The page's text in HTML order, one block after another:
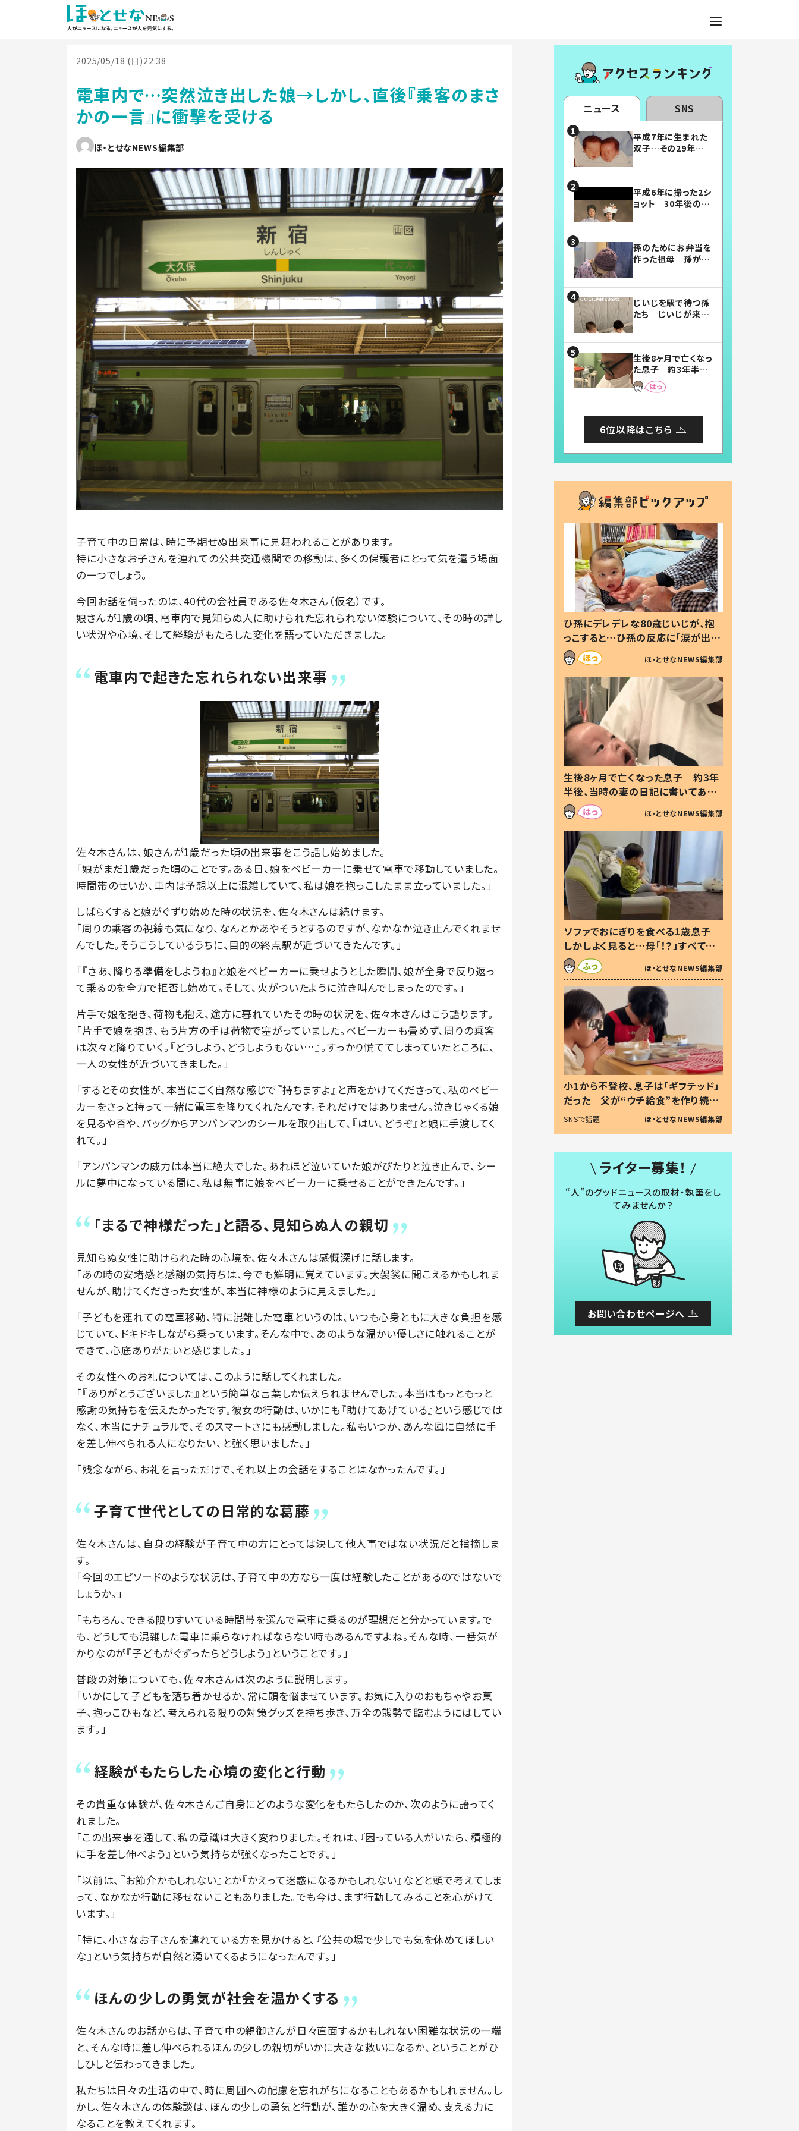
2025/05/18 (日)22:38
電車内で…突然泣き出した娘→しかし、直後『乗客のまさ
かの一言』に衝撃を受ける
ほ・とせなNEWS編集部
子育て中の日常は、時に予期せぬ出来事に見舞われることがあります。
特に小さなお子さんを連れての公共交通機関での移動は、多くの保護者にとって気を遣う場面
の一つでしょう。
今回お話を伺ったのは、40代の会社員である佐々木さん（仮名）です。
娘さんが1歳の頃、電車内で見知らぬ人に助けられた忘れられない体験について、その時の詳し
い状況や心境、そして経験がもたらした変化を語っていただきました。
電車内で起きた忘れられない出来事
佐々木さんは、娘さんが1歳だった頃の出来事をこう話し始めました。
「娘がまだ1歳だった頃のことです。ある日、娘をベビーカーに乗せて電車で移動していました。
時間帯のせいか、車内は予想以上に混雑していて、私は娘を抱っこしたまま立っていました。」
しばらくすると娘がぐずり始めた時の状況を、佐々木さんは続けます。
「周りの乗客の視線も気になり、なんとかあやそうとするのですが、なかなか泣き止んでくれませ
んでした。そうこうしているうちに、目的の終点駅が近づいてきたんです。」
「『さあ、降りる準備をしようね』と娘をベビーカーに乗せようとした瞬間、娘が全身で反り返っ
て乗るのを全力で拒否し始めて。そして、火がついたように泣き叫んでしまったのです。」
片手で娘を抱き、荷物も抱え、途方に暮れていたその時の状況を、佐々木さんはこう語ります。
「片手で娘を抱き、もう片方の手は荷物で塞がっていました。ベビーカーも畳めず、周りの乗客
は次々と降りていく。『どうしよう、どうしようもない…』。すっかり慌ててしまっていたところに、
一人の女性が近づいてきました。」
「するとその女性が、本当にごく自然な感じで『持ちますよ』と声をかけてくださって、私のベビー
カーをさっと持って一緒に電車を降りてくれたんです。それだけではありません。泣きじゃくる娘
を見るや否や、バッグからアンパンマンのシールを取り出して、『はい、どうぞ』と娘に手渡してく
れて。」
「アンパンマンの威力は本当に絶大でした。あれほど泣いていた娘がぴたりと泣き止んで、シー
ルに夢中になっている間に、私は無事に娘をベビーカーに乗せることができたんです。」
「まるで神様だった」と語る、見知らぬ人の親切
見知らぬ女性に助けられた時の心境を、佐々木さんは感慨深げに話します。
「あの時の安堵感と感謝の気持ちは、今でも鮮明に覚えています。大袈裟に聞こえるかもしれま
せんが、助けてくださった女性が、本当に神様のように見えました。」
「子どもを連れての電車移動、特に混雑した電車というのは、いつも心身ともに大きな負担を感
じていて、ドキドキしながら乗っています。そんな中で、あのような温かい優しさに触れることが
できて、心底ありがたいと感じました。」
その女性へのお礼については、このように話してくれました。
「『ありがとうございました』という簡単な言葉しか伝えられませんでした。本当はもっともっと
感謝の気持ちを伝えたかったです。彼女の行動は、いかにも『助けてあげている』という感じでは
なく、本当にナチュラルで、そのスマートさにも感動しました。私もいつか、あんな風に自然に手
を差し伸べられる人になりたい、と強く思いました。」
「残念ながら、お礼を言っただけで、それ以上の会話をすることはなかったんです。」
子育て世代としての日常的な葛藤
佐々木さんは、自身の経験が子育て中の方にとっては決して他人事ではない状況だと指摘しま
す。
「今回のエピソードのような状況は、子育て中の方なら一度は経験したことがあるのではないで
しょうか。」
「もちろん、できる限りすいている時間帯を選んで電車に乗るのが理想だと分かっています。で
も、どうしても混雑した電車に乗らなければならない時もあるんですよね。そんな時、一番気が
かりなのが『子どもがぐずったらどうしよう』ということです。」
普段の対策についても、佐々木さんは次のように説明します。
「いかにして子どもを落ち着かせるか、常に頭を悩ませています。お気に入りのおもちゃやお菓
子、抱っこひもなど、考えられる限りの対策グッズを持ち歩き、万全の態勢で臨むようにはしてい
ます。」
経験がもたらした心境の変化と行動
その貴重な体験が、佐々木さんご自身にどのような変化をもたらしたのか、次のように語ってく
れました。
「この出来事を通して、私の意識は大きく変わりました。それは、『困っている人がいたら、積極的
に手を差し伸べよう』という気持ちが強くなったことです。」
「以前は、『お節介かもしれない』とか『かえって迷惑になるかもしれない』などと頭で考えてしま
って、なかなか行動に移せないこともありました。でも今は、まず行動してみることを心がけて
います。」
「特に、小さなお子さんを連れている方を見かけると、『公共の場で少しでも気を休めてほしい
な』という気持ちが自然と湧いてくるようになったんです。」
ほんの少しの勇気が社会を温かくする
佐々木さんのお話からは、子育て中の親御さんが日々直面するかもしれない困難な状況の一端
と、そんな時に差し伸べられるほんの少しの親切がいかに大きな救いになるか、ということがひ
しひしと伝わってきました。
私たちは日々の生活の中で、時に周囲への配慮を忘れがちになることもあるかもしれません。し
かし、佐々木さんの体験談は、ほんの少しの勇気と行動が、誰かの心を大きく温め、支える力に
なることを教えてくれます。
ニュース SNS
平成7年に生まれた
双子…その29年後
平成6年に撮った2シ
ョット 30年後の姿
孫のためにお弁当を
作った祖母 孫が絶
じいじを駅で待つ孫
たち じいじが来た
まらない」「幸せにな
れる」
生後8ヶ月で亡くなっ
た息子 約3年半
後、当時の妻の日記
に書いてあった本音
6位以降はこちら
ひ孫にデレデレな80歳じいじが、抱
っこすると…ひ孫の反応に「涙が出ま
した」「可愛くて仕方ない」
ほ・とせなNEWS編集部
生後8ヶ月で亡くなった息子 約3年
半後、当時の妻の日記に書いてあっ
た本音とは
ほ・とせなNEWS編集部
ソファでおにぎりを食べる1歳息子
しかしよく見ると…母「！？」すべてを
察した母の投稿に「可愛いから許
す！」「現行犯〜」
ほ・とせなNEWS編集部
小1から不登校、息子は「ギフテッド」
だった 父が“ウチ給食”を作り続け
る理由とは #令和の親 #令和の子
SNSで話題 ほ・とせなNEWS編集部
ライター募集！
“人”のグッドニュースの取材・執筆をし
てみませんか？
お問い合わせページへ